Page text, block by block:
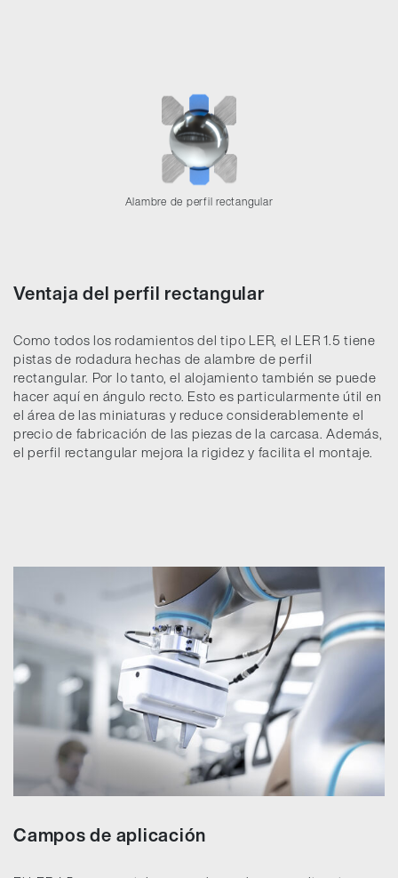
Alambre de perfil rectangular
Ventaja del perfil rectangular
Como todos los rodamientos del tipo LER, el LER 1.5 tiene
pistas de rodadura hechas de alambre de perfil
rectangular. Por lo tanto, el alojamiento también se puede
hacer aquí en ángulo recto. Esto es particularmente útil en
el área de las miniaturas y reduce considerablemente el
precio de fabricación de las piezas de la carcasa. Además,
el perfil rectangular mejora la rigidez y facilita el montaje.
Campos de aplicación